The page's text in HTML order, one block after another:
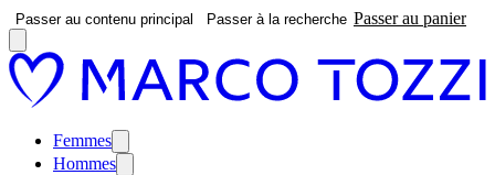
Passer au contenu principal Passer à la recherche Passer au panier
Femmes
Hommes